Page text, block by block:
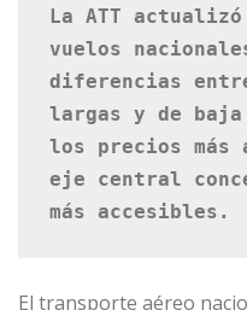
La ATT
vuelos
diferencias
largas y de baja
los precios
eje central
más accesibles.
El transporte aéreo